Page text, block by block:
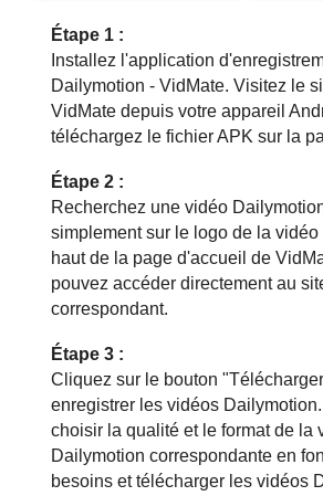
Étape 1 :
Installez l'application
Dailymotion - VidMate. Visitez le
VidMate depuis votre appareil
téléchargez le fichier APK sur la
Étape 2 :
Recherchez une vidéo
simplement sur le logo de la
haut de la page d'accueil de
pouvez accéder directement au
correspondant.
Étape 3 :
Cliquez sur le bouton
enregistrer les vidéos
choisir la qualité et le format de la
Dailymotion correspondante en
besoins et télécharger les vidéos